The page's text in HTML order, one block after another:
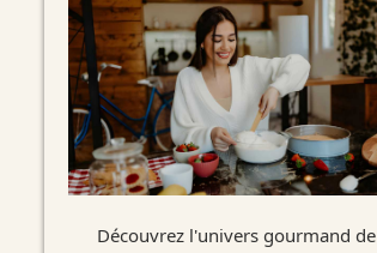
Découvrez l'univers gourmand de